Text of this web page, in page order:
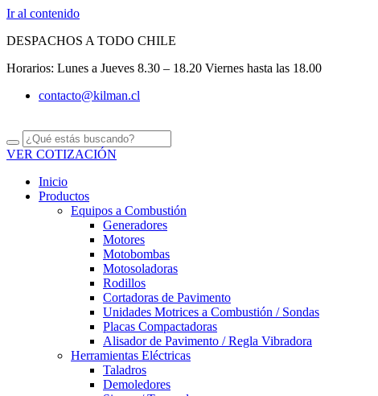
Ir al contenido
DESPACHOS A TODO CHILE
Horarios: Lunes a Jueves 8.30 – 18.20 Viernes hasta las 18.00
contacto@kilman.cl
VER COTIZACIÓN
Inicio
Productos
Equipos a Combustión
Generadores
Motores
Motobombas
Motosoladoras
Rodillos
Cortadoras de Pavimento
Unidades Motrices a Combustión / Sondas
Placas Compactadoras
Alisador de Pavimento / Regla Vibradora
Herramientas Eléctricas
Taladros
Demoledores